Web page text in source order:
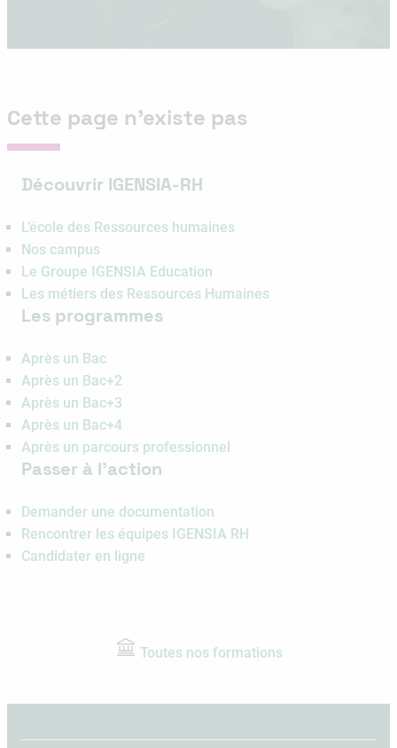
Cette page n’existe pas
Découvrir IGENSIA-RH
L’école des Ressources humaines
Nos campus
Le Groupe IGENSIA Education
Les métiers des Ressources Humaines
Les programmes
Après un Bac
Après un Bac+2
Après un Bac+3
Après un Bac+4
Après un parcours professionnel
Passer à l’action
Demander une documentation
Rencontrer les équipes IGENSIA RH
Candidater en ligne
Toutes nos formations